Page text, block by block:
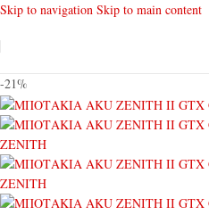
Skip to navigation Skip to main content
-21%